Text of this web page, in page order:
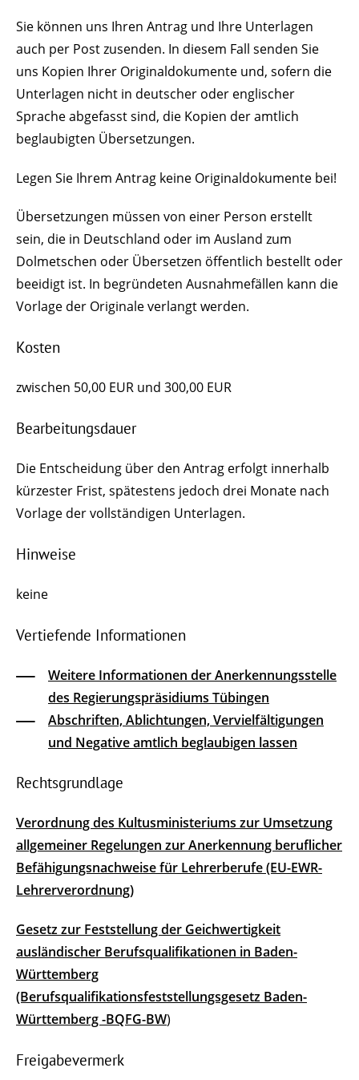
Sie können uns Ihren Antrag und Ihre Unterlagen
auch per Post zusenden. In diesem Fall senden Sie
uns Kopien Ihrer Originaldokumente und, sofern die
Unterlagen nicht in deutscher oder englischer
Sprache abgefasst sind, die Kopien der amtlich
beglaubigten Übersetzungen.
Legen Sie Ihrem Antrag keine Originaldokumente bei!
Übersetzungen müssen von einer Person erstellt
sein, die in Deutschland oder im Ausland zum
Dolmetschen oder Übersetzen öffentlich bestellt oder
beeidigt ist. In begründeten Ausnahmefällen kann die
Vorlage der Originale verlangt werden.
Kosten
zwischen 50,00 EUR und 300,00 EUR
Bearbeitungsdauer
Die Entscheidung über den Antrag erfolgt innerhalb
kürzester Frist, spätestens jedoch drei Monate nach
Vorlage der vollständigen Unterlagen.
Hinweise
keine
Vertiefende Informationen
Weitere Informationen der Anerkennungsstelle
des Regierungspräsidiums Tübingen
Abschriften, Ablichtungen, Vervielfältigungen
und Negative amtlich beglaubigen lassen
Rechtsgrundlage
Verordnung des Kultusministeriums zur Umsetzung
allgemeiner Regelungen zur Anerkennung beruflicher
Befähigungsnachweise für Lehrerberufe (EU-EWR-
Lehrerverordnung)
Gesetz zur Feststellung der Geichwertigkeit
ausländischer Berufsqualifikationen in Baden-
Württemberg
(Berufsqualifikationsfeststellungsgesetz Baden-
Württemberg -BQFG-BW)
Freigabevermerk